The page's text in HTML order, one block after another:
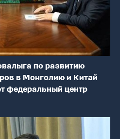
по развитию
в Монголию и Китай
федеральный центр